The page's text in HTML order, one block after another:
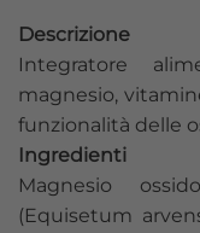
Descrizione
Integratore
magnesio,
funzionalità delle
Ingredienti
Magnesio
(Equisetum